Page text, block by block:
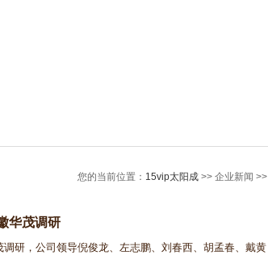
您的当前位置： 15vip太阳成 >> 企业新闻 >>
华茂调研
研，公司领导倪俊龙、左志鹏、刘春西、胡孟春、戴黄